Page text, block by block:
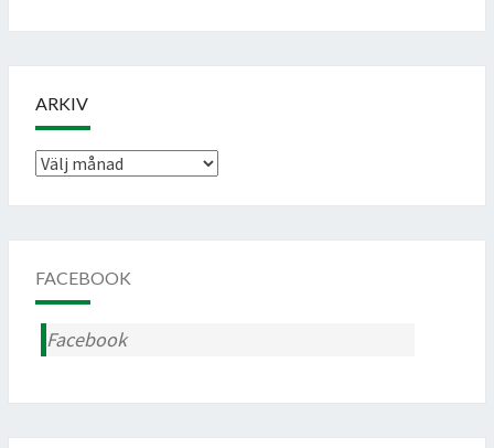
ARKIV
Arkiv
FACEBOOK
Facebook